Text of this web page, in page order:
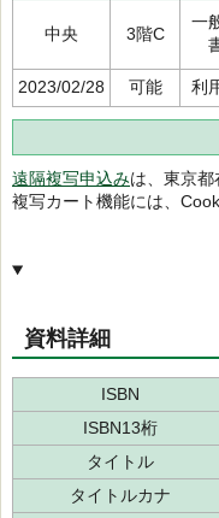
中央 3階C
一
2023/02/28 可能 利
遠隔複写申込みは、東京
複写カート機能には、
資料詳細
ISBN
ISBN13桁
タイトル
タイトルカナ